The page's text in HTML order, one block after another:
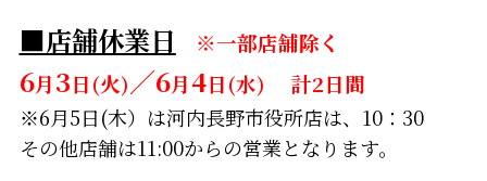
■店舗休業日 ※一部店舗除く
6月3日(火)／6月4日(水)
計2日間
※6月5日(木）は河内長野市役所店は、10：30
その他店舗は11:00からの営業となります。